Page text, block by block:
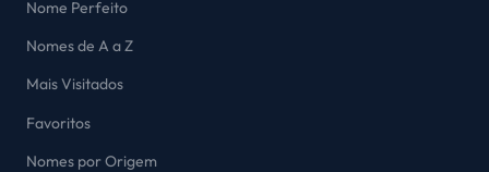
Nome Perfeito
Nomes de A a Z
Mais Visitados
Favoritos
Nomes por Origem